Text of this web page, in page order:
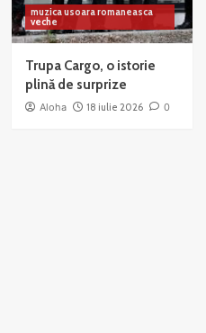
muzica usoara romaneasca
veche
Trupa Cargo, o istorie
plină de surprize
Aloha 18 iulie 2026 0